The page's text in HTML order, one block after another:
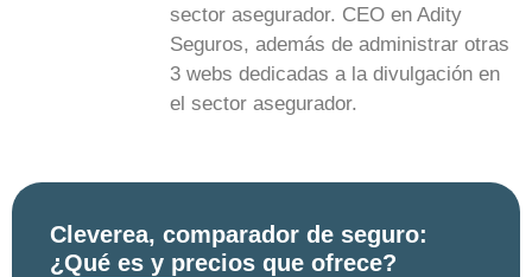
sector asegurador. CEO en Adity
Seguros, además de administrar otras
3 webs dedicadas a la divulgación en
el sector asegurador.
Cleverea, comparador de seguro:
¿Qué es y precios que ofrece?